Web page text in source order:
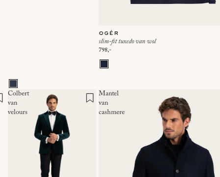
ogér
slim-fit tuxedo van wol
798,-
Colbert
van
velours
Mantel
van
cashmere